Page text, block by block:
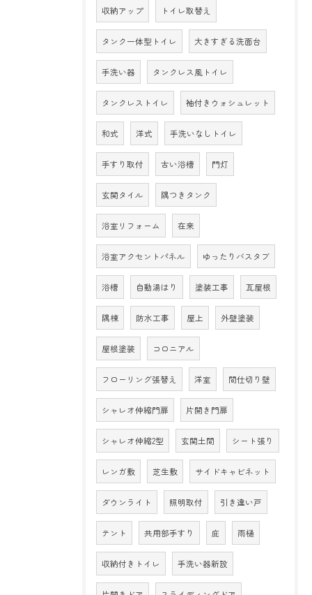
収納アップ トイレ取替え
タンク一体型トイレ 大きすぎる洗面台
手洗い器 タンクレス風トイレ
タンクレストイレ 袖付きウォシュレット
和式 洋式 手洗いなしトイレ
手すり取付 古い浴槽 門灯
玄関タイル 隅つきタンク
浴室リフォーム 在来
浴室アクセントパネル ゆったりバスタブ
浴槽 自動湯はり 塗装工事 瓦屋根
隅棟 防水工事 屋上 外壁塗装
屋根塗装 コロニアル
フローリング張替え 洋室 間仕切り壁
シャレオ伸縮門扉 片開き門扉
シャレオ伸縮2型 玄関土間 シート張り
レンガ敷 芝生敷 サイドキャビネット
ダウンライト 照明取付 引き違い戸
テント 共用部手すり 庇 雨樋
収納付きトイレ 手洗い器新設